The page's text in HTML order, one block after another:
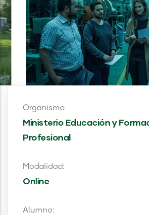
Organismo
Ministerio Educación y
Profesional
Modalidad:
Online
Alumno: